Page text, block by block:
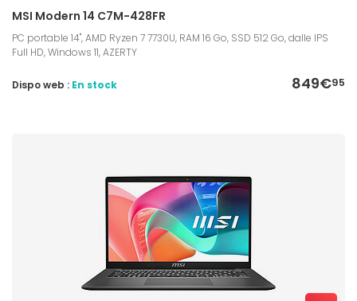
MSI Modern 14 C7M-428FR
PC portable 14", AMD Ryzen 7 7730U, RAM 16 Go, SSD 512 Go, dalle IPS
Full HD, Windows 11, AZERTY
849€95
Dispo web : En stock